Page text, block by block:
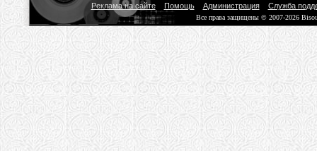
Реклама на сайте
Помощь Администрация Служба
Все права защищены © 2007-2026